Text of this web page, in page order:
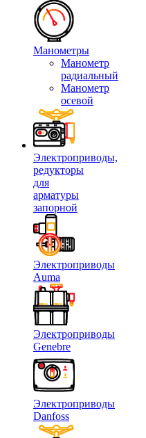
Манометры
Манометр
радиальный
Манометр
осевой
Электроприводы,
редукторы
для
арматуры
запорной
Электроприводы
Auma
Электроприводы
Genebre
Электроприводы
Danfoss